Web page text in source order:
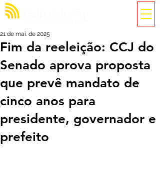
Fim da reeleição: CCJ do
Senado aprova proposta
que prevê mandato de
cinco anos para
presidente, governador e
prefeito
21 de mai. de 2025